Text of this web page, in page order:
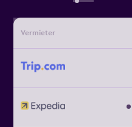
Vermieter